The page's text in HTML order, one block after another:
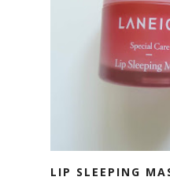
LIP SLEEPING